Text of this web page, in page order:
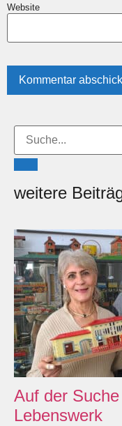
Website
weitere
Auf der
Lebenswerk